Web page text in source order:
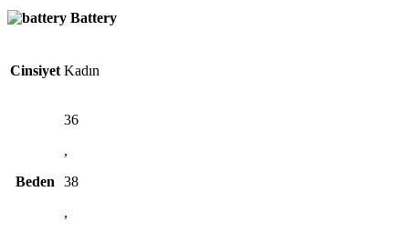
Battery
Cinsiyet Kadın
Beden
36
,
38
,